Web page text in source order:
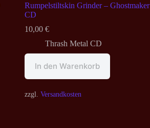
Rumpelstiltskin Grinder – Ghostmaker
CD
10,00 €
Thrash Metal CD
In den Warenkorb
zzgl. Versandkosten